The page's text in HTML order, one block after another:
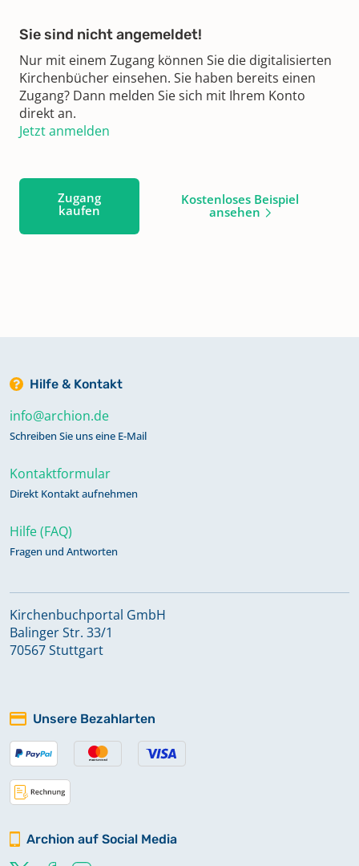
Sie sind nicht angemeldet!
Nur mit einem Zugang können Sie die digitalisierten
Kirchenbücher einsehen. Sie haben bereits einen
Zugang? Dann melden Sie sich mit Ihrem Konto
direkt an.
Jetzt anmelden
Zugang
kaufen
Kostenloses Beispiel
ansehen
Hilfe & Kontakt
info@archion.de
Schreiben Sie uns eine E-Mail
Kontaktformular
Direkt Kontakt aufnehmen
Hilfe (FAQ)
Fragen und Antworten
Kirchenbuchportal GmbH
Balinger Str. 33/1
70567 Stuttgart
Unsere Bezahlarten
Archion auf Social Media